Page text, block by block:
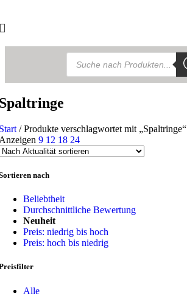
Products
search
/ Produkte verschlagwortet mit „Spaltringe“
9 12 18 24
nach
Beliebtheit
Durchschnittliche Bewertung
Neuheit
Preis: niedrig bis hoch
Preis: hoch bis niedrig
Alle